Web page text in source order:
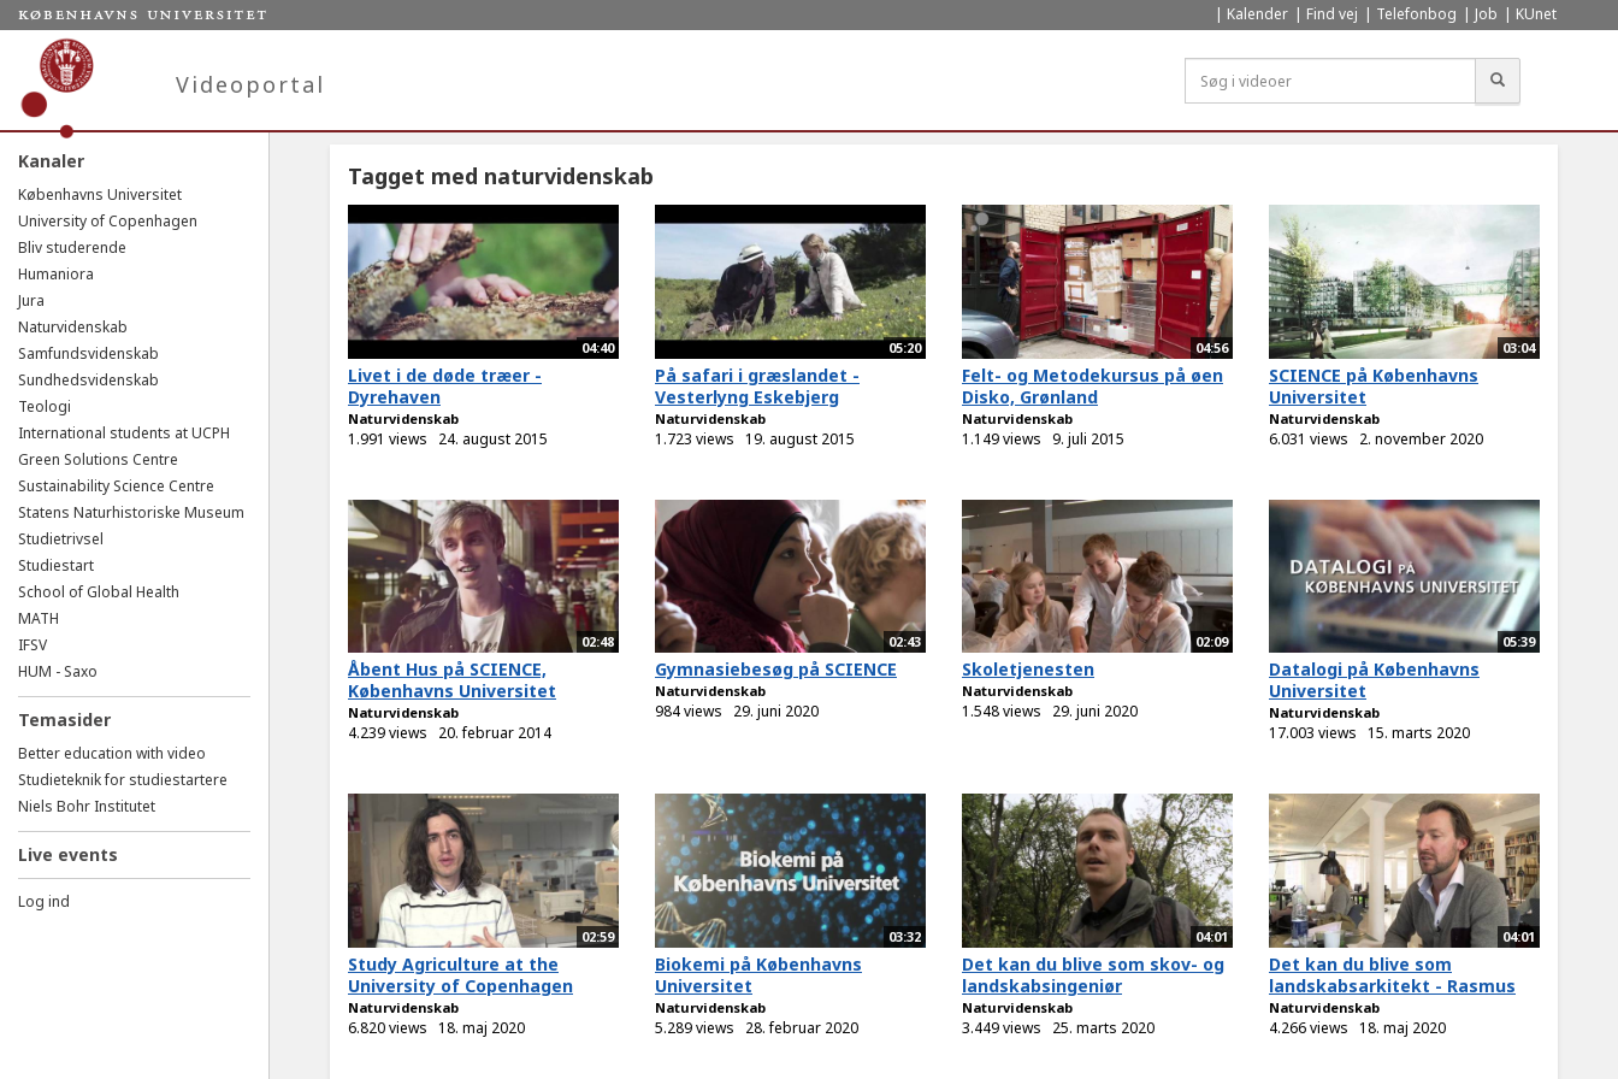
Kalender Find vej Telefonbog Job KUnet
Videoportal
Kanaler
Københavns Universitet
University of Copenhagen
Bliv studerende
Humaniora
Jura
Naturvidenskab
Samfundsvidenskab
Sundhedsvidenskab
Teologi
International students at UCPH
Green Solutions Centre
Sustainability Science Centre
Statens Naturhistoriske Museum
Studietrivsel
Studiestart
School of Global Health
MATH
IFSV
HUM - Saxo
Temasider
Better education with video
Studieteknik for studiestartere
Niels Bohr Institutet
Live events
Log ind
Tagget med naturvidenskab
04:40
Livet i de døde træer -
Dyrehaven
Naturvidenskab
1.991 views 24. august 2015
05:20
På safari i græslandet -
Vesterlyng Eskebjerg
Naturvidenskab
1.723 views 19. august 2015
04:56
Felt- og Metodekursus på øen
Disko, Grønland
Naturvidenskab
1.149 views 9. juli 2015
03:04
SCIENCE på Københavns
Universitet
Naturvidenskab
6.031 views 2. november 2020
02:48
Åbent Hus på SCIENCE,
Københavns Universitet
Naturvidenskab
4.239 views 20. februar 2014
02:43
Gymnasiebesøg på SCIENCE
Naturvidenskab
984 views 29. juni 2020
02:09
Skoletjenesten
Naturvidenskab
1.548 views 29. juni 2020
05:39
Datalogi på Københavns
Universitet
Naturvidenskab
17.003 views 15. marts 2020
02:59
Study Agriculture at the
University of Copenhagen
Naturvidenskab
6.820 views 18. maj 2020
03:32
Biokemi på Københavns
Universitet
Naturvidenskab
5.289 views 28. februar 2020
04:01
Det kan du blive som skov- og
landskabsingeniør
Naturvidenskab
3.449 views 25. marts 2020
04:01
Det kan du blive som
landskabsarkitekt - Rasmus
Naturvidenskab
4.266 views 18. maj 2020